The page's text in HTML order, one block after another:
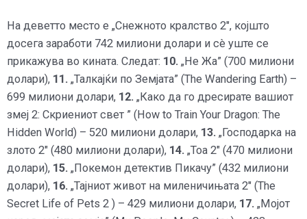
На деветто место е „Снежното кралство 2″, којшто
досега заработи 742 милиони долари и сè уште се
прикажува во кината. Следат: 10. „Не Жа” (700 милиони
долари), 11. „Талкајќи по Земјата” (The Wandering Earth) –
699 милиони долари, 12. „Како да го дресирате вашиот
змеј 2: Скриениот свет ” (How to Train Your Dragon: The
Hidden World) – 520 милиони долари, 13. „Господарка на
злото 2″ (480 милиони долари), 14. „Тоа 2″ (470 милиони
долари), 15. „Покемон детектив Пикачу” (432 милиони
долари), 16. „Тајниот живот на миленичињата 2″ (The
Secret Life of Pets 2 ) – 429 милиони долари, 17. „Мојот